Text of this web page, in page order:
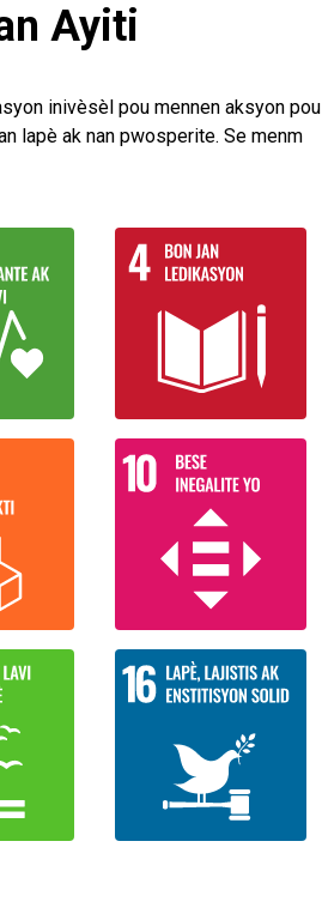
Ayiti
inivèsèl pou mennen aksyon pou
lapè ak nan pwosperite. Se menm